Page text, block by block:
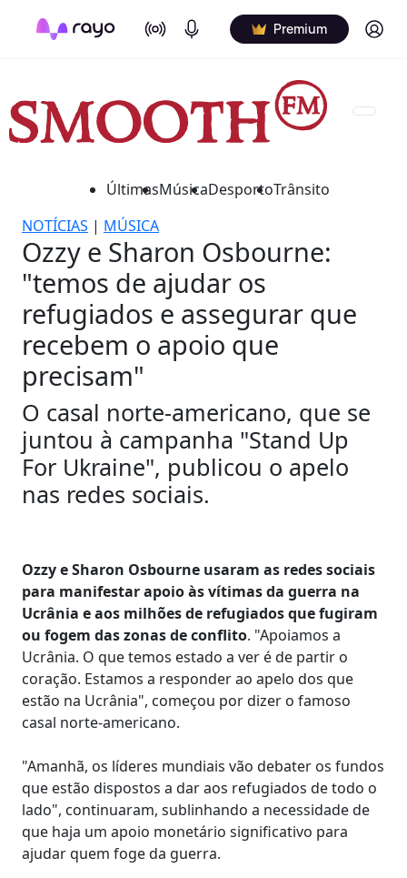
On Air Podcasts Premium Log in
ÚltimasMúsicaDesportoTrânsito
NOTÍCIAS | MÚSICA
Ozzy e Sharon Osbourne:
"temos de ajudar os
refugiados e assegurar que
recebem o apoio que
precisam"
O casal norte-americano, que se
juntou à campanha "Stand Up
For Ukraine", publicou o apelo
nas redes sociais.
Ozzy e Sharon Osbourne usaram as redes sociais
para manifestar apoio às vítimas da guerra na
Ucrânia e aos milhões de refugiados que fugiram
ou fogem das zonas de conflito. "Apoiamos a
Ucrânia. O que temos estado a ver é de partir o
coração. Estamos a responder ao apelo dos que
estão na Ucrânia", começou por dizer o famoso
casal norte-americano.
"Amanhã, os líderes mundiais vão debater os fundos
que estão dispostos a dar aos refugiados de todo o
lado", continuaram, sublinhando a necessidade de
que haja um apoio monetário significativo para
ajudar quem foge da guerra.